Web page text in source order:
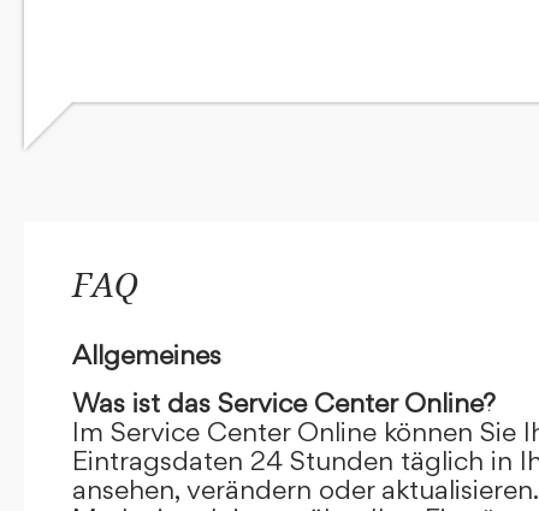
FAQ
Allgemeines
Was ist das Service Center Online?
Im Service Center Online können Sie
Eintragsdaten 24 Stunden täglich in
ansehen, verändern oder